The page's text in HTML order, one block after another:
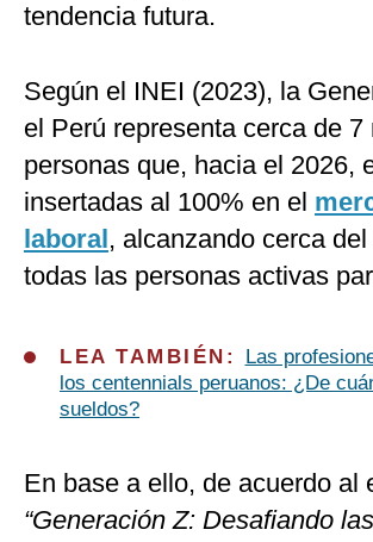
tendencia futura.
Según el INEI (2023), la
el Perú representa cerca de 7
personas que, hacia el 2026,
insertadas al 100% en el
laboral, alcanzando cerca
todas las personas activas
LEA TAMBIÉN:
Las
los centennials peruanos: ¿De
sueldos?
En base a ello, de acuerdo al
“Generación Z: Desafiando las